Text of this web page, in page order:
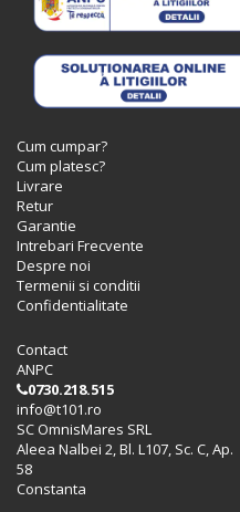
Cum cumpar?
Cum platesc?
Livrare
Retur
Garantie
Intrebari Frecvente
Despre noi
Termenii si conditii
Confidentialitate
Contact
ANPC
0730.218.515
info@t101.ro
SC OmnisMares SRL
Aleea Nalbei 2, Bl. L107, Sc. C, Ap.
58
Constanta